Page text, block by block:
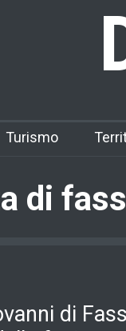
Turismo
di
di